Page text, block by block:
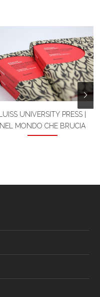
LUISS UNIVERSITY PRESS |
NEL MONDO CHE BRUCIA